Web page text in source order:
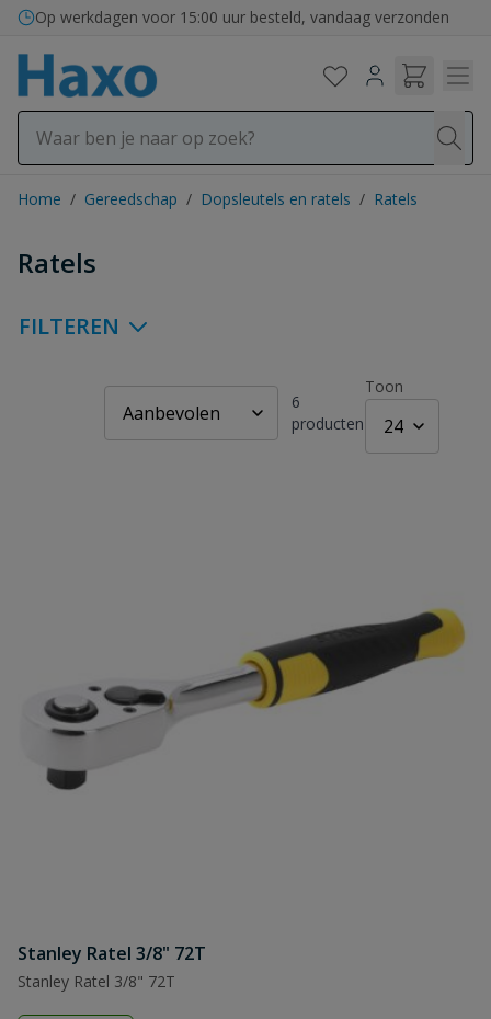
Ga naar de inhoud
Op werkdagen voor 15:00 uur besteld, vandaag verzonden
Home / Gereedschap / Dopsleutels en ratels / Ratels
Ratels
FILTEREN
6
producten
Toon
Stanley Ratel 3/8" 72T
Stanley Ratel 3/8" 72T